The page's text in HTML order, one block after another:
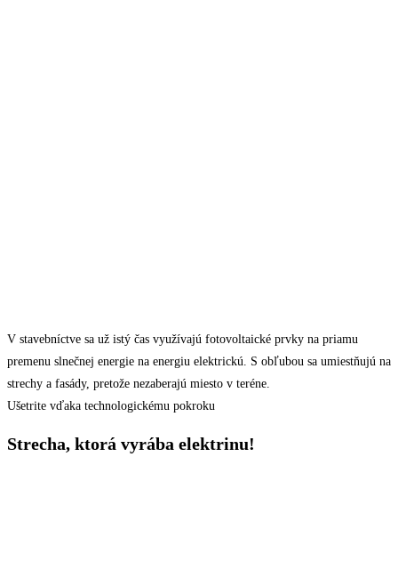
V stavebníctve sa už istý čas využívajú fotovoltaické prvky na priamu
premenu slnečnej energie na energiu elektrickú. S obľubou sa umiestňujú na
strechy a fasády, pretože nezaberajú miesto v teréne.
Ušetrite vďaka technologickému pokroku
Strecha, ktorá vyrába elektrinu!